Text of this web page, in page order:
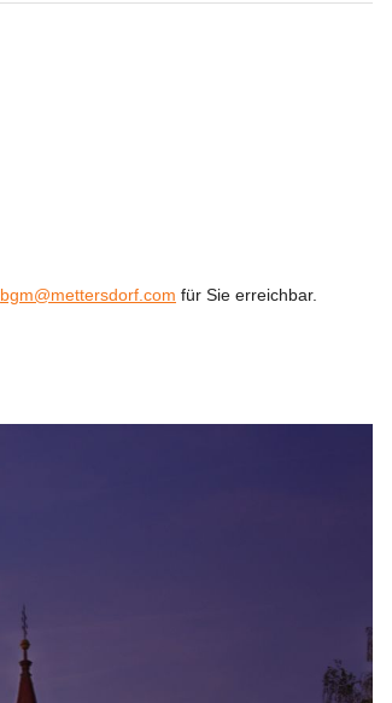
bgm@mettersdorf.com für Sie erreichbar.